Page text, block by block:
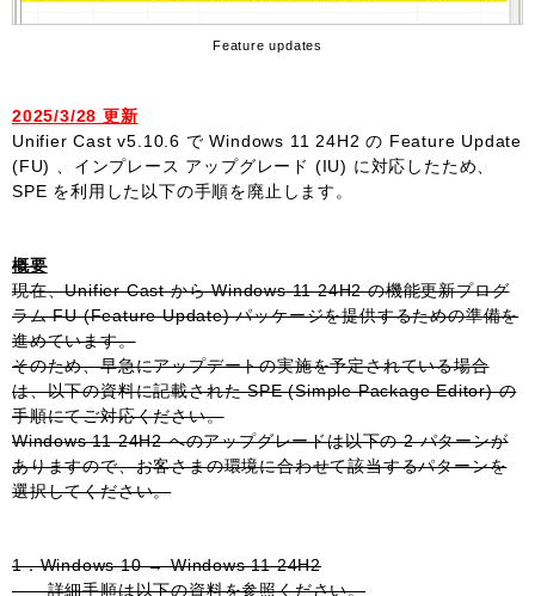
Feature updates
2025/3/28 更新
Unifier Cast v5.10.6 で Windows 11 24H2 の Feature Update
(FU) 、インプレース アップグレード (IU) に対応したため、
SPE を利用した以下の手順を廃止します。
概要
現在、Unifier Cast から Windows 11 24H2 の機能更新プログ
ラム FU (Feature Update) パッケージを提供するための準備を
進めています。
そのため、早急にアップデートの実施を予定されている場合
は、以下の資料に記載された SPE (Simple Package Editor) の
手順にてご対応ください。
Windows 11 24H2 へのアップグレードは以下の 2 パターンが
ありますので、お客さまの環境に合わせて該当するパターンを
選択してください。
1．Windows 10 → Windows 11 24H2
詳細手順は以下の資料を参照ください。